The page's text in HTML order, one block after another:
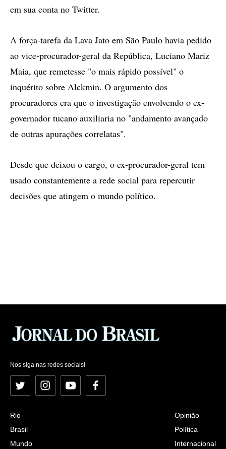
em sua conta no Twitter.
A força-tarefa da Lava Jato em São Paulo havia pedido
ao vice-procurador-geral da República, Luciano Mariz
Maia, que remetesse "o mais rápido possível" o
inquérito sobre Alckmin. O argumento dos
procuradores era que o investigação envolvendo o ex-
governador tucano auxiliaria no "andamento avançado
de outras apurações correlatas".
Desde que deixou o cargo, o ex-procurador-geral tem
usado constantemente a rede social para repercutir
decisões que atingem o mundo político.
Nos siga nas redes sociais!
Twitter InstagramYouTubeFacebook
Rio
Brasil
Mundo
Opinião
Política
Internacional